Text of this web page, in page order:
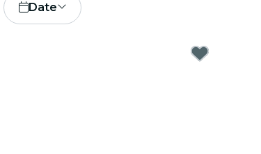
Date